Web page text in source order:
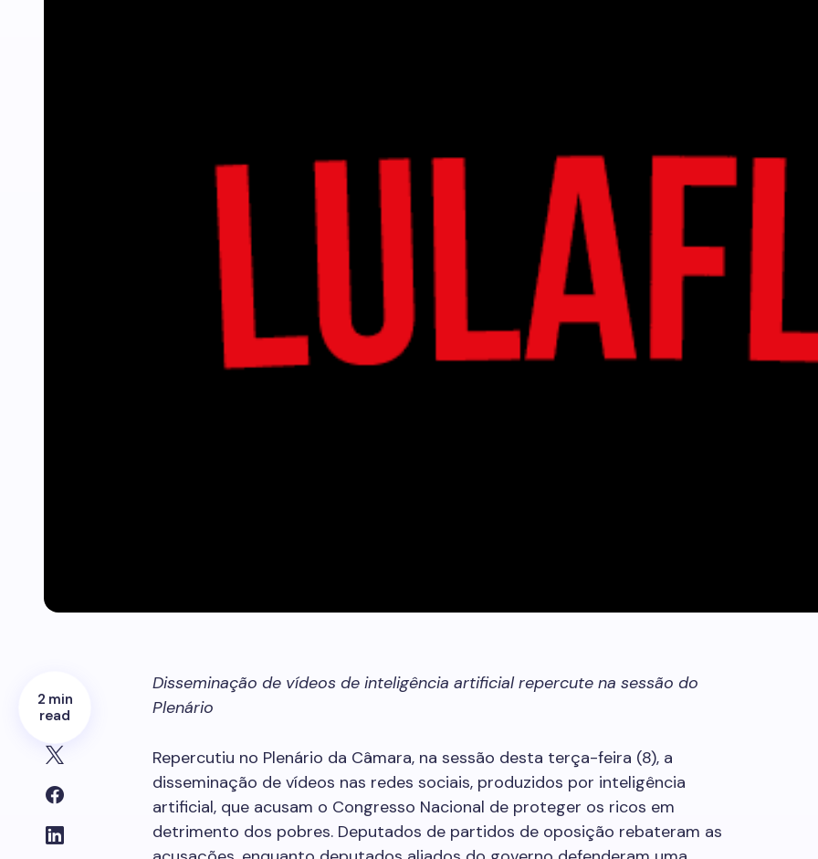
2 min
read
Disseminação de vídeos de inteligência artificial repercute na sessão do
Plenário
Repercutiu no Plenário da Câmara, na sessão desta terça-feira (8), a
disseminação de vídeos nas redes sociais, produzidos por inteligência
artificial, que acusam o Congresso Nacional de proteger os ricos em
detrimento dos pobres. Deputados de partidos de oposição rebateram as